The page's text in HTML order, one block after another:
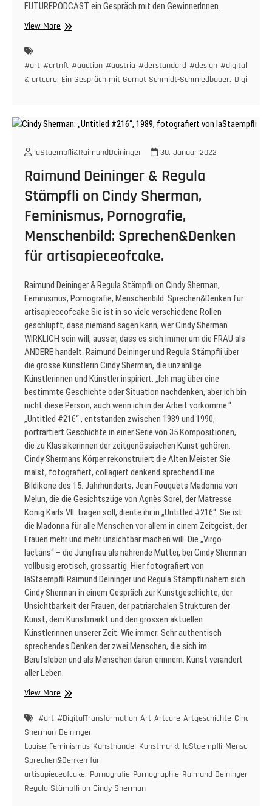
FUTUREPODCAST ein Gespräch mit den GewinnerInnen.
View MoreNFT,
&
artcare:
Gernot
Schmiedbauer.
#art #artnft #auction #austria #derstandard #design #digital
& artcare: Ein Gespräch mit Gernot Schmidt-Schmiedbauer.
laStaempfli&RaimundDeininger 30. Januar 2022
Raimund Deininger & Regula
Stämpfli on Cindy Sherman,
Feminismus, Pornografie,
Menschenbild: Sprechen&Denken
für artisapieceofcake.
Raimund Deininger & Regula Stämpfli on Cindy Sherman,
Feminismus, Pornografie, Menschenbild: Sprechen&Denken für
artisapieceofcake.Sie ist in so viele verschiedene Rollen
geschlüpft, dass niemand sagen kann, wer Cindy Sherman
WIRKLICH sein will, ausser, dass es sich immer um die FRAU als
ANDERE handelt. Raimund Deininger und Regula Stämpfli über
die grosse Künstlerin Cindy Sherman, die unzählige
Künstlerinnen und Künstler inspiriert. „Ich mag über eine
bestimmte Geschichte oder Situation nachdenken, aber ich bin
nicht diese Person, auch wenn ich in der Arbeit vorkomme.“
„Untitled #216“ , entstanden zwischen 1989 und 1990,
porträrtiert Geschichte in einer Serie von 35 Kompositionen,
die zu Klassikerinnen der zeitgenössischen Kunst gehören.
Cindy Shermans Körper rekonstruiert die Alten Meister. Sie
malst, fotografiert, collagiert denkend sprechend.Eine
Bildikone des 15. Jahrhunderts, Jean Fouquets Madonna von
Melun, die die Gesichtszüge von Agnès Sorel, der Mätresse
König Karls VII. tragen soll, diente ihr in „Untitled #216“: Sie ist
die Madonna für alle Menschen vor allem in einem Zeitgeist, der
Frauen mehr und mehr unsichtbar machen will. Die „Virgo
lactans“ – die Jungfrau als nährende Mutter, bei Cindy Sherman
vollbusig erotisch, grossartig. Hier fotografiert von
laStaempfli.Raimund Deininger und Regula Stämpfli nähern sich
Cindy Sherman in einem Gespräch zur Kunstgeschichte, der
Unsichtbarkeit der Frauen, der patriarchalen Strukturen der
Kunst, dem Kunstmarkt und den grossen aktuellen
Künstlerinnen unserer Zeit. Wie immer: Sehr authentisch
sprechendes Denken der zwei Menschen, die sich im
Berufsleben und als Menschen daran erinnern: Kunst verändert
aller Leben.
View MoreRaimund
&
Regula
Stämpfli
on
Cindy
Feminismus,
#art #DigitalTransformation Art Artcare Artgeschichte Cindy
Sherman Deininger
Louise Feminismus Kunsthandel Kunstmarkt laStaempfli
Sprechen&Denken für
artisapieceofcake. Pornografie Pornographie Raimund Deininger &
Regula Stämpfli on Cindy Sherman